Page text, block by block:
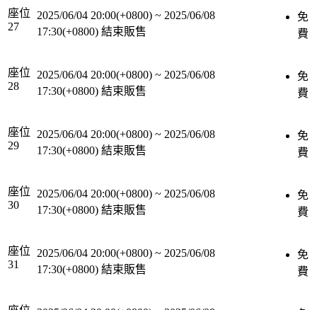
座位
27
2025/06/04 20:00(+0800) ~ 2025/06/08
17:30(+0800) 結束販售
免
費
座位
28
2025/06/04 20:00(+0800) ~ 2025/06/08
17:30(+0800) 結束販售
免
費
座位
29
2025/06/04 20:00(+0800) ~ 2025/06/08
17:30(+0800) 結束販售
免
費
座位
30
2025/06/04 20:00(+0800) ~ 2025/06/08
17:30(+0800) 結束販售
免
費
座位
31
2025/06/04 20:00(+0800) ~ 2025/06/08
17:30(+0800) 結束販售
免
費